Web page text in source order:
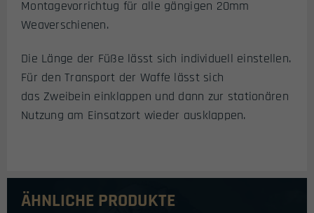
Montagevorrichtug für alle gängigen 20mm
Weaverschienen.
Die Länge der Füße lässt sich individuell einstellen.
Für den Transport der Waffe lässt sich
das Zweibein einklappen und dann zur stationären
Nutzung am Einsatzort wieder ausklappen.
ÄHNLICHE PRODUKTE